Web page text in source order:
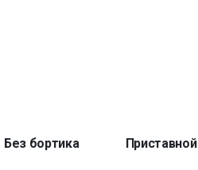
Без бортика Приставной